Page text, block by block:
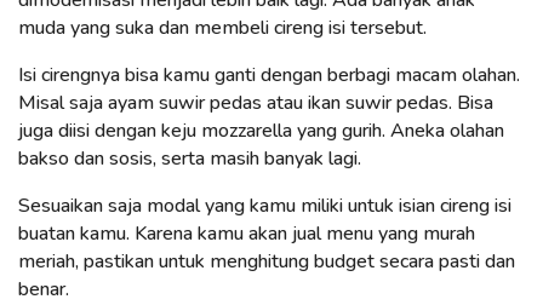
muda yang suka dan membeli cireng isi tersebut.
Isi cirengnya bisa kamu ganti dengan berbagi macam olahan.
Misal saja ayam suwir pedas atau ikan suwir pedas. Bisa
juga diisi dengan keju mozzarella yang gurih. Aneka olahan
bakso dan sosis, serta masih banyak lagi.
Sesuaikan saja modal yang kamu miliki untuk isian cireng isi
buatan kamu. Karena kamu akan jual menu yang murah
meriah, pastikan untuk menghitung budget secara pasti dan
benar.